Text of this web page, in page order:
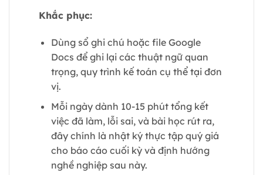
Khắc phục:
Dùng sổ ghi chú hoặc file Google
Docs để ghi lại các thuật ngữ quan
trọng, quy trình kế toán cụ thể tại đơn
vị.
Mỗi ngày dành 10-15 phút tổng kết
việc đã làm, lỗi sai, và bài học rút ra,
đây chính là nhật ký thực tập quý giá
cho báo cáo cuối kỳ và định hướng
nghề nghiệp sau này.